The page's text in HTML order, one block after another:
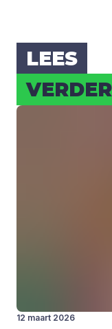
LEES
VER­DER
12 maart 2026